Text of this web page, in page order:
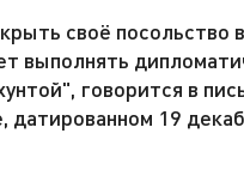
своё
выполнять
говорится в
датированном 19